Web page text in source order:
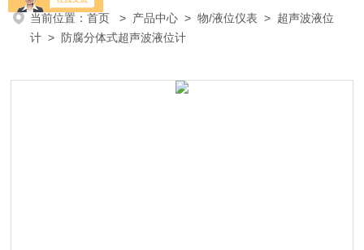
当前位置：首页 > 产品中心 >物/液位仪表 > 超声波液位
计 > 防腐分体式超声波液位计